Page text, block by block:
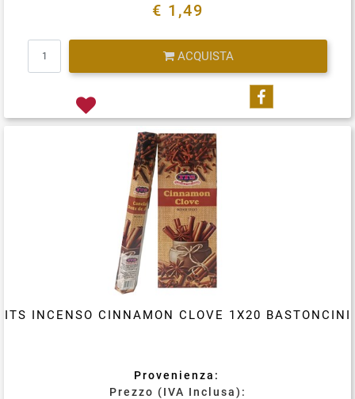
€ 1,49
ACQUISTA
Condividi su
ITS INCENSO CINNAMON CLOVE 1X20 BASTONCINI
Provenienza:
Prezzo (IVA Inclusa):